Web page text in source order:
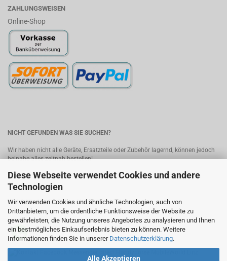
Diese Webseite verwendet Cookies und andere
Technologien
Wir verwenden Cookies und ähnliche Technologien, auch von
Drittanbietern, um die ordentliche Funktionsweise der Website zu
gewährleisten, die Nutzung unseres Angebotes zu analysieren und Ihnen
ein bestmögliches Einkaufserlebnis bieten zu können. Weitere
Informationen finden Sie in unserer Datenschutzerklärung.
Alle Akzeptieren
ZAHLUNGSWEISEN
Online-Shop
NICHT GEFUNDEN WAS SIE SUCHEN?
Wir haben nicht alle Geräte, Ersatzteile oder Zubehör lagernd, können jedoch
beinahe alles zeitnah bestellen!
Bitte senden Sie uns Ihre Anfrage, wir melden uns umgehend mit einem
Angebot.Kontakt
MobileWorld - Ihr Online-Handyshop in Linz